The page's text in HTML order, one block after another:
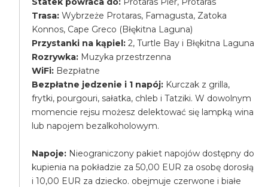
Trasa: Wybrzeże Protaras, Famagusta, Zatoka
Konnos, Cape Greco (Błękitna Laguna)
Przystanki na kąpiel: 2, Turtle Bay i Błękitna Laguna
Rozrywka: Muzyka przestrzenna
WiFi: Bezpłatne
Bezpłatne jedzenie i 1 napój: Kurczak z grilla,
frytki, pourgouri, sałatka, chleb i Tatziki. W dowolnym
momencie rejsu możesz delektować się lampką wina
lub napojem bezalkoholowym.
Napoje: Nieograniczony pakiet napojów dostępny do
kupienia na pokładzie za 50,00 EUR za osobę dorosłą
i 10,00 EUR za dziecko. obejmuje czerwone i białe